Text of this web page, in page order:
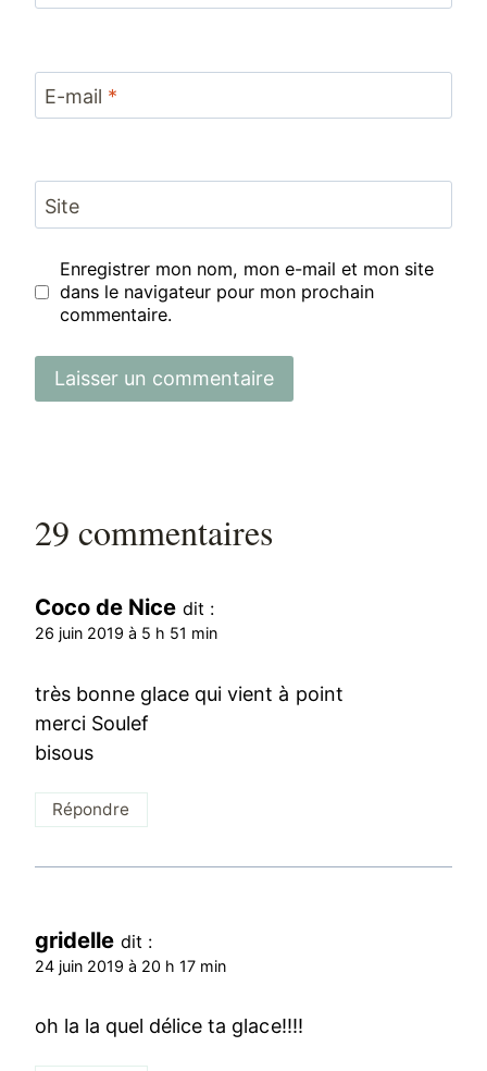
E-mail *
Site
Enregistrer mon nom, mon e-mail et mon site
dans le navigateur pour mon prochain
commentaire.
29 commentaires
Coco de Nice dit :
26 juin 2019 à 5 h 51 min
très bonne glace qui vient à point
merci Soulef
bisous
Répondre
gridelle dit :
24 juin 2019 à 20 h 17 min
oh la la quel délice ta glace!!!!